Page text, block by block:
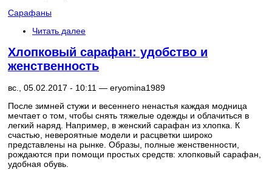
Сарафаны
Читать далее
Хлопковый сарафан: удобство и
женственность
вс., 05.02.2017 - 10:11 — eryomina1989
После зимней стужи и весеннего ненастья каждая модница
мечтает о том, чтобы снять тяжелые одежды и облачиться в
легкий наряд. Например, в женский сарафан из хлопка. К
счастью, невероятные модели и расцветки широко
представлены на рынке. Образы, полные женственности,
рождаются при помощи простых средств: хлопковый сарафан,
удобная обувь.